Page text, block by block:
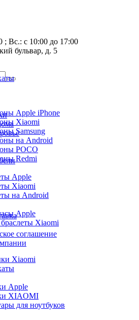
соглашение
; Вс.: с 10:00 до 17:00
бульвар, д. 5
Apple iPhone
Хiaomi
Samsung
на Android
POCO
Redmi
Apple
Xiaomi
на Android
Apple
Xiaomi
Xiaomi
Apple
XIAOMI
для ноутбуков